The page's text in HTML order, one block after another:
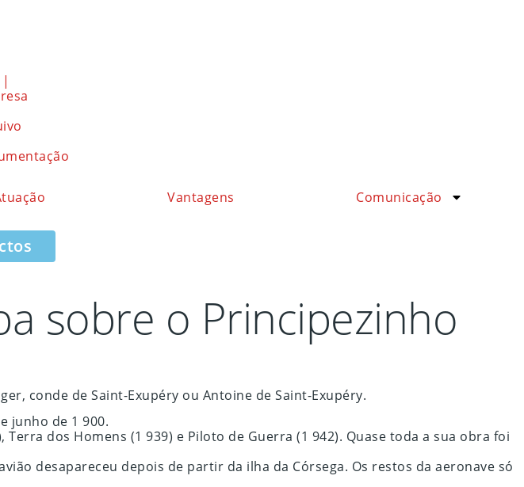
Vantagens Comunicação
sobre o Principezinho
conde de Saint-Exupéry ou Antoine de Saint-Exupéry.
junho de 1 900.
dos Homens (1 939) e Piloto de Guerra (1 942). Quase toda a sua obra foi
desapareceu depois de partir da ilha da Córsega. Os restos da aeronave só